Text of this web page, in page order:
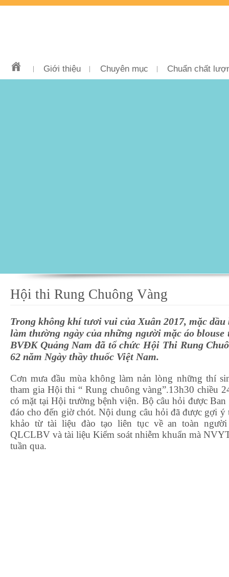
Giới thiệu Chuyên mục Chuẩn chất
Hội thi Rung Chuông Vàng
Trong không khí tươi vui của Xuân 2017, mặc
làm thường ngày của những người mặc áo blouse
BVĐK Quảng Nam đã tổ chức Hội Thi Rung
62 năm Ngày thầy thuốc Việt Nam.
Cơn mưa đầu mùa không làm nản lòng những thí
tham gia Hội thi “ Rung chuông vàng”.13h30 chiều
có mặt tại Hội trường bệnh viện. Bộ câu hỏi được
đáo cho đến giờ chót. Nội dung câu hỏi đã được gợi
khảo từ tài liệu đào tạo liên tục về an toàn
QLCLBV và tài liệu Kiểm soát nhiễm khuẩn mà
tuần qua.